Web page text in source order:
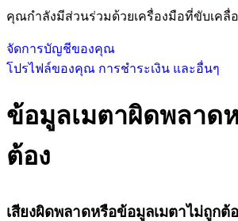
คุณกำลังมีส่วนร่วมด้วยเครื่องมือที่ขับเคลื่
จัดการบัญชีของคุณ
โปรไฟล์ของคุณ การชำระเงิน และอื่นๆ
ข้อมูลเมตาผิดพลาด
ต้อง
เสียงผิดพลาดหรือข้อมูลเมตาไม่ถูกต้